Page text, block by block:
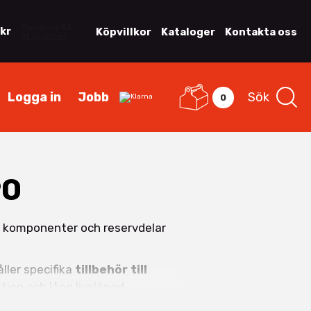
Köpvillkor Kataloger Kontakta oss
Logga in Jobb 0 Sök
och reservdelar
specifika tillbehör till
och lång livslängd.